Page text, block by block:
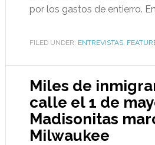
por los gastos de entierro.
FILED UNDER: ENTREVISTAS,
Miles de
calle el 1 de
Madisonitas
Milwaukee